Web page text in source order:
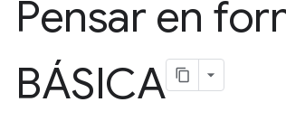
Pensar en
BÁSICA